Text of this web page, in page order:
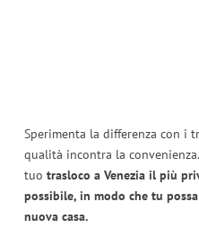
Sperimenta la differenza con i
qualità incontra la
tuo trasloco a Venezia il più
possibile, in modo che tu
nuova casa.